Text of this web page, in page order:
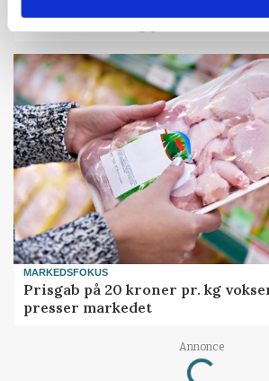
konkurrence- og
MARKEDSFOKUS
Prisgab på 20 kroner pr. kg
presser markedet
Annonce
Loading...